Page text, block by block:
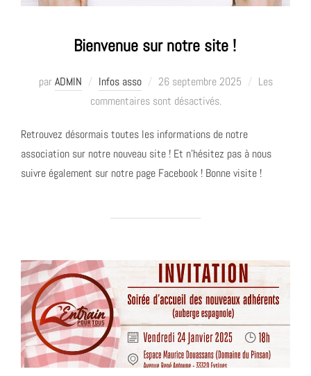
Bienvenue sur notre site !
parADMIN Infos asso
Publié
le
26 septembre 2025
Les
commentaires sont désactivés.
Retrouvez désormais toutes les informations de notre
association sur notre nouveau site ! Et n’hésitez pas à nous
suivre également sur notre page Facebook ! Bonne visite !